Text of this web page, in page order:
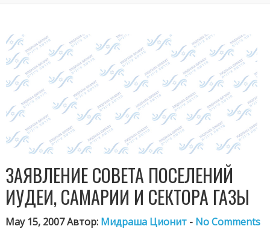
ЗАЯВЛЕНИЕ СОВЕТА ПОСЕЛЕНИЙ
ИУДЕИ, САМАРИИ И СЕКТОРА ГАЗЫ
May 15, 2007 Автор: Мидраша Ционит - No Comments